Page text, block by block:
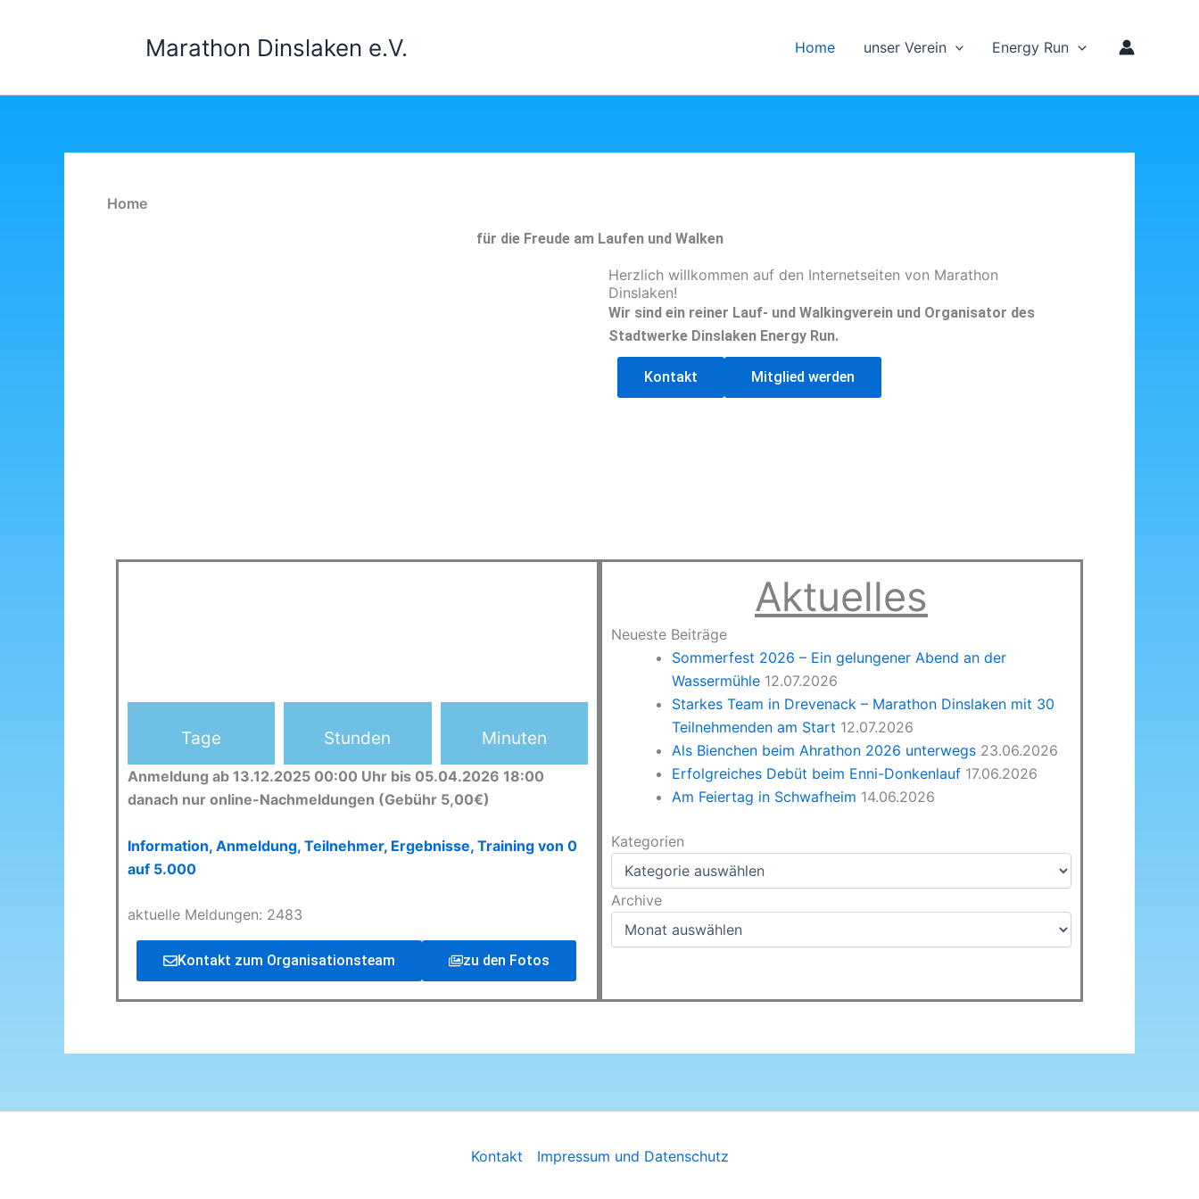
Marathon Dinslaken e.V. Home unser Verein Energy Run
Home
für die Freude am Laufen und Walken
Herzlich willkommen auf den Internetseiten von Marathon
Dinslaken!
Wir sind ein reiner Lauf- und Walkingverein und Organisator des
Stadtwerke Dinslaken Energy Run.
Kontakt Mitglied werden
Tage Stunden Minuten
Anmeldung ab 13.12.2025 00:00 Uhr bis 05.04.2026 18:00
danach nur online-Nachmeldungen (Gebühr 5,00€)
Information, Anmeldung, Teilnehmer, Ergebnisse, Training von 0
auf 5.000
aktuelle Meldungen: 2483
Kontakt zum Organisationsteam zu den Fotos
Aktuelles
Neueste Beiträge
Sommerfest 2026 – Ein gelungener Abend an der
Wassermühle 12.07.2026
Starkes Team in Drevenack – Marathon Dinslaken mit 30
Teilnehmenden am Start 12.07.2026
Als Bienchen beim Ahrathon 2026 unterwegs 23.06.2026
Erfolgreiches Debüt beim Enni-Donkenlauf 17.06.2026
Am Feiertag in Schwafheim 14.06.2026
Kategorien
Kategorien
Archive
Archive
Kontakt Impressum und Datenschutz